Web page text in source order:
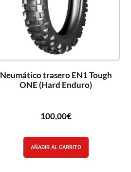
Neumático trasero EN1 Tough
ONE (Hard Enduro)
100,00€
AÑADIR AL CARRITO